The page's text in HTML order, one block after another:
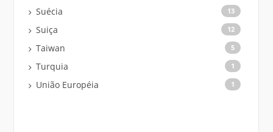
Suécia 13
Suiça 12
Taiwan 5
Turquia 1
União Européia 1